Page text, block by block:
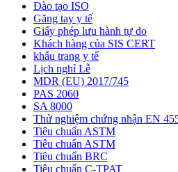
Đào tạo ISO
Găng tay y tế
Giấy phép lưu hành tự do
Khách hàng của SIS CERT
khẩu trang y tế
Lịch nghỉ Lễ
MDR (EU) 2017/745
PAS 2060
SA 8000
Thử nghiệm chứng nhận EN
Tiêu chuẩn ASTM
Tiêu chuẩn ASTM
Tiêu chuẩn BRC
Tiêu chuẩn C-TPAT